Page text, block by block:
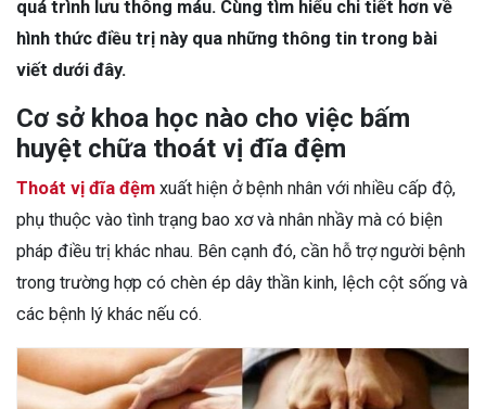
quá trình lưu thông máu. Cùng tìm hiểu chi tiết hơn về
hình thức điều trị này qua những thông tin trong bài
viết dưới đây.
Cơ sở khoa học nào cho việc bấm
huyệt chữa thoát vị đĩa đệm
Thoát vị đĩa đệm xuất hiện ở bệnh nhân với nhiều cấp độ,
phụ thuộc vào tình trạng bao xơ và nhân nhầy mà có biện
pháp điều trị khác nhau. Bên cạnh đó, cần hỗ trợ người bệnh
trong trường hợp có chèn ép dây thần kinh, lệch cột sống và
các bệnh lý khác nếu có.